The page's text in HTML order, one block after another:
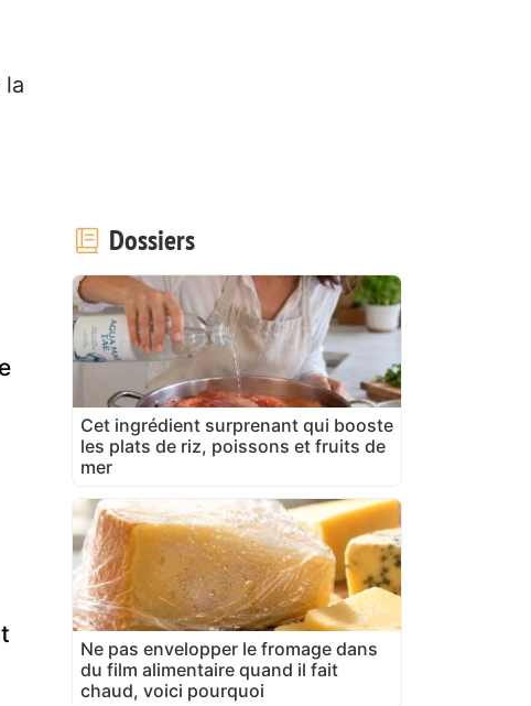
la
Dossiers
Cet ingrédient surprenant qui booste
les plats de riz, poissons et fruits de
mer
Ne pas envelopper le fromage dans
du film alimentaire quand il fait
chaud, voici pourquoi